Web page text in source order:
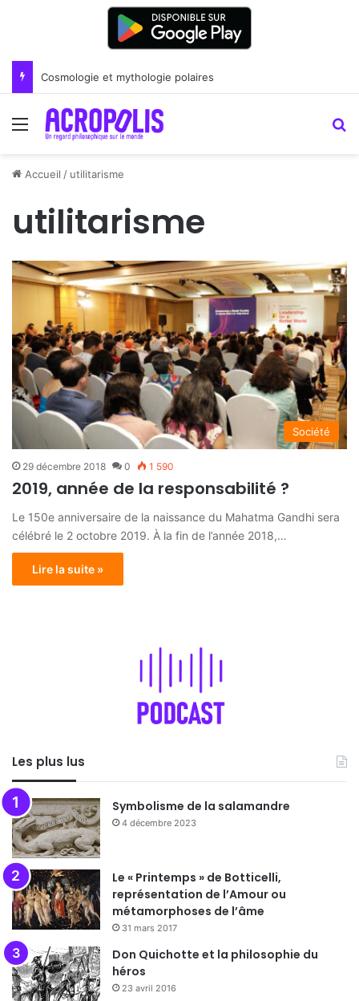
Renoir : la peinture comme un art du lien
Menu
Accueil / utilitarisme
utilitarisme
Société
29 décembre 2018 0 1 590
2019, année de la responsabilité ?
Le 150e anniversaire de la naissance du Mahatma Gandhi sera
célébré le 2 octobre 2019. À la fin de l’année 2018,…
Lire la suite »
Les plus lus
Symbolisme de la salamandre
4 décembre 2023
Le « Printemps » de Botticelli,
représentation de l’Amour ou
métamorphoses de l’âme
31 mars 2017
Don Quichotte et la philosophie du
héros
23 avril 2016